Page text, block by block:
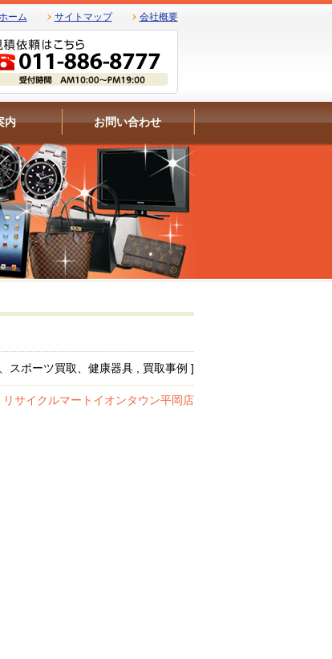
ーム サイトマップ 会社概要
内 お問い合わせ
ポーツ買取、健康器具 , 買取事例 ]
リサイクルマートイオンタウン平岡店